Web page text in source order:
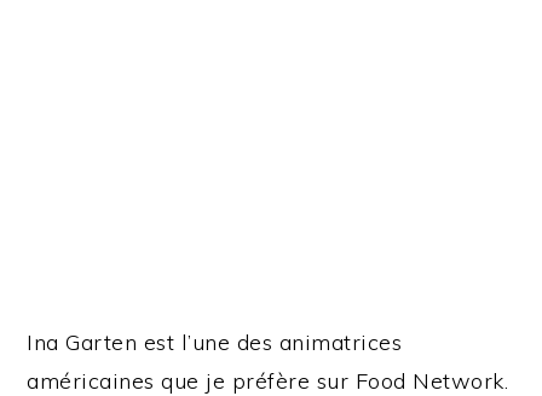
Ina Garten est l’une des animatrices
américaines que je préfère sur Food Network.